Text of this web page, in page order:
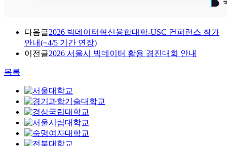
다음글2026 빅데이터혁신융합대학-USC 컨퍼런스 참가
안내(~4/5 기간 연장)
이전글2026 서울시 빅데이터 활용 경진대회 안내
목록